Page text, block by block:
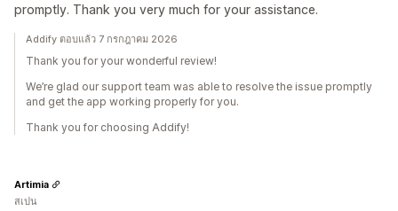
promptly. Thank you very much for your assistance.
Addify ตอบแล้ว 7 กรกฎาคม 2026
Thank you for your wonderful review!
We’re glad our support team was able to resolve the issue promptly
and get the app working properly for you.
Thank you for choosing Addify!
Artimia
สเปน